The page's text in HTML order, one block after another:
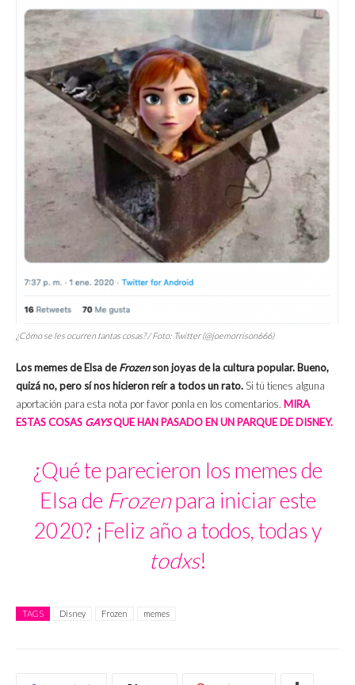
¿Cómo se les ocurren tantas cosas? / Foto: Twitter (@joemorrison666)
Los memes de Elsa deFrozenson joyas de la cultura popular. Bueno,
quizá no, pero sí nos hicieron reír a todos un rato. Si tú tienes alguna
aportación para esta nota por favor ponla en los comentarios. MIRA
ESTAS COSAS GAYSQUE HAN PASADO EN UN PARQUE DE DISNEY.
¿Qué te parecieron los memes de
Elsa de Frozenpara iniciar este
2020? ¡Feliz año a todos, todas y
todxs!
TAGS Disney Frozen memes